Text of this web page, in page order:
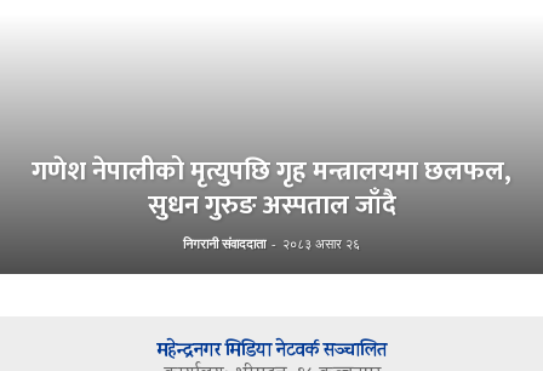
गणेश नेपालीको मृत्युपछि गृह मन्त्रालयमा छलफल,
सुधन गुरुङ अस्पताल जाँदै
निगरानी संवाददाता - २०८३ असार २६
महेन्द्रनगर मिडिया नेटवर्क सञ्चालित